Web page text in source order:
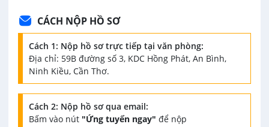
CÁCH NỘP HỒ SƠ
Cách 1: Nộp hồ sơ trực tiếp tại văn phòng:
Địa chỉ: 59B đường số 3, KDC Hồng Phát, An Bình,
Ninh Kiều, Cần Thơ.
Cách 2: Nộp hồ sơ qua email:
Bấm vào nút "Ứng tuyển ngay" để nộp